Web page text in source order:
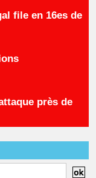
file en 16es de
près de